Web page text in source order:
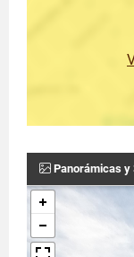
Panorámicas y